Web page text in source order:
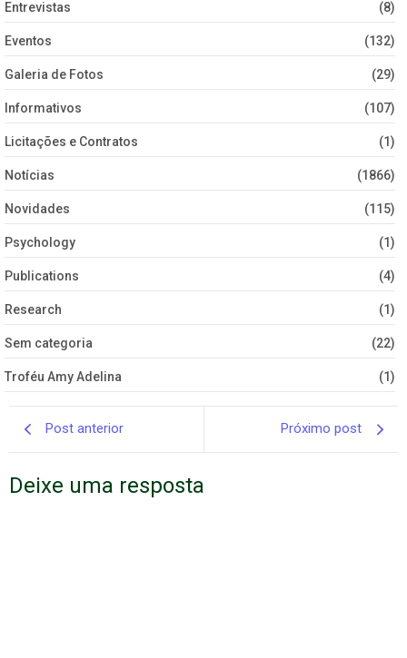
Entrevistas (8)
Eventos (132)
Galeria de Fotos (29)
Informativos (107)
Licitações e Contratos (1)
Notícias (1866)
Novidades (115)
Psychology (1)
Publications (4)
Research (1)
Sem categoria (22)
Troféu Amy Adelina (1)
Post anterior Próximo post
Deixe uma resposta